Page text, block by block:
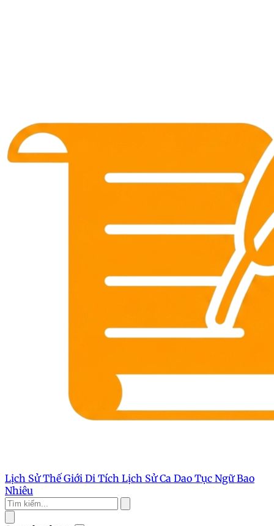
Lịch Sử Thế Giới Di Tích Lịch SửCa Dao Tục NgữBao
Nhiêu